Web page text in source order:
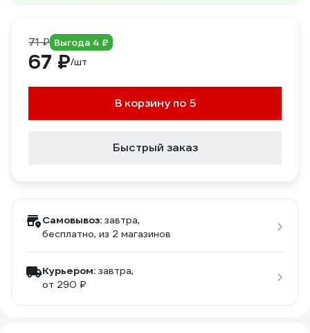
71 ₽ Выгода 4 ₽
67 ₽/шт
В корзину по 5
Быстрый заказ
Самовывоз: завтра,
бесплатно, из 2 магазинов
Курьером: завтра,
от 290 ₽